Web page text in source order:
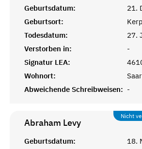
Geburtsdatum:
21.
Geburtsort:
Todesdatum:
27.
Verstorben in:
-
Signatur LEA:
Wohnort:
Abweichende Schreibweisen: -
Nicht
Abraham Levy
Geburtsdatum:
18.